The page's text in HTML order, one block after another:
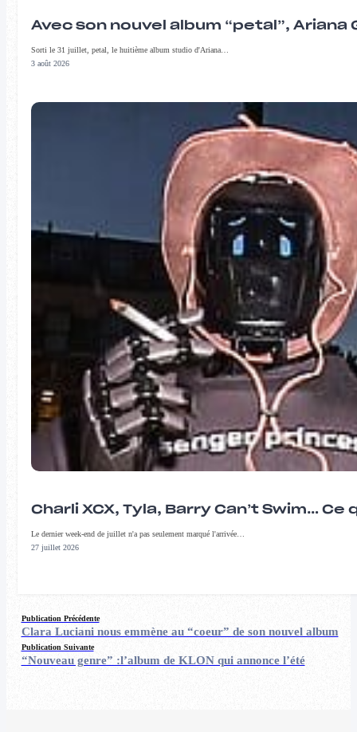
Avec son nouvel album “petal”,
Sorti le 31 juillet, petal, le huitième album studio d'Ariana…
3 août 2026
Charli XCX, Tyla, Barry Can’t Swim…
Le dernier week-end de juillet n'a pas seulement marqué l'arrivée…
27 juillet 2026
Publication Précédente
Clara Luciani nous emmène au “coeur” de son nouvel album
Publication Suivante
“Nouveau genre” :l’album de KLON qui annonce l’été